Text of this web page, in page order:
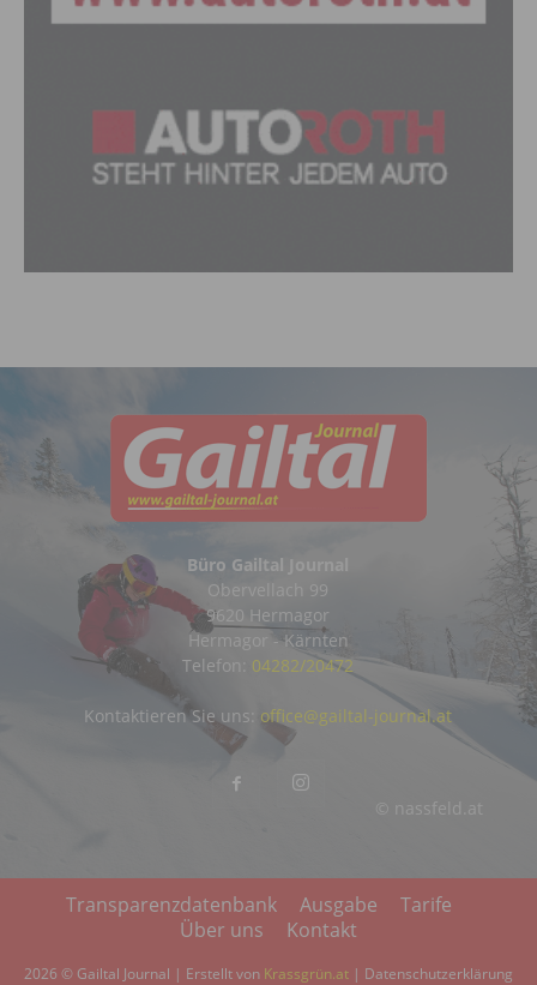
Büro Gailtal Journal
Obervellach 99
9620 Hermagor
Hermagor - Kärnten
Telefon: 04282/20472
© nassfeld.at
Kontaktieren Sie uns: office@gailtal-journal.at
Transparenzdatenbank Ausgabe
Tarife
Über uns
Kontakt
2026 © Gailtal Journal | Erstellt von Krassgrün.at | Datenschutzerklärung